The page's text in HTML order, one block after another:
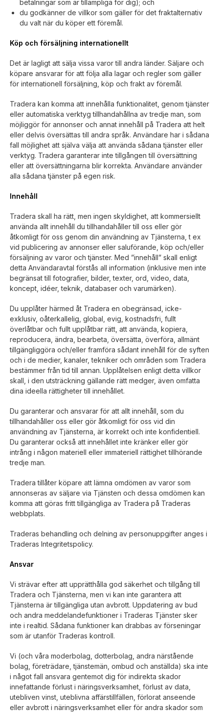
betalningar som är tillämpliga för dig); och
du godkänner de villkor som gäller för det fraktalternativ
du valt när du köper ett föremål.
Köp och försäljning internationellt
Det är lagligt att sälja vissa varor till andra länder. Säljare och
köpare ansvarar för att följa alla lagar och regler som gäller
för internationell försäljning, köp och frakt av föremål.
Tradera kan komma att innehålla funktionalitet, genom tjänster
eller automatiska verktyg tillhandahållna av tredje man, som
möjliggör för annonser och annat innehåll på Tradera att helt
eller delvis översättas till andra språk. Användare har i sådana
fall möjlighet att själva välja att använda sådana tjänster eller
verktyg. Tradera garanterar inte tillgången till översättning
eller att översättningarna blir korrekta. Användare använder
alla sådana tjänster på egen risk.
Innehåll
Tradera skall ha rätt, men ingen skyldighet, att kommersiellt
använda allt innehåll du tillhandahåller till oss eller gör
åtkomligt för oss genom din användning av Tjänsterna, t ex
vid publicering av annonser eller saluförande, köp och/eller
försäljning av varor och tjänster. Med ”innehåll” skall enligt
detta Användaravtal förstås all information (inklusive men inte
begränsat till fotografier, bilder, texter, ord, video, data,
koncept, idéer, teknik, databaser och varumärken).
Du upplåter härmed åt Tradera en obegränsad, icke-
exklusiv, oåterkallelig, global, evig, kostnadsfri, fullt
överlåtbar och fullt upplåtbar rätt, att använda, kopiera,
reproducera, ändra, bearbeta, översätta, överföra, allmänt
tillgängliggöra och/eller framföra sådant innehåll för de syften
och i de medier, kanaler, tekniker och områden som Tradera
bestämmer från tid till annan. Upplåtelsen enligt detta villkor
skall, i den utsträckning gällande rätt medger, även omfatta
dina ideella rättigheter till innehållet.
Du garanterar och ansvarar för att allt innehåll, som du
tillhandahåller oss eller gör åtkomligt för oss vid din
användning av Tjänsterna, är korrekt och inte konfidentiell.
Du garanterar också att innehållet inte kränker eller gör
intrång i någon materiell eller immateriell rättighet tillhörande
tredje man.
Tradera tillåter köpare att lämna omdömen av varor som
annonseras av säljare via Tjänsten och dessa omdömen kan
komma att göras fritt tillgängliga av Tradera på Traderas
webbplats.
Traderas behandling och delning av personuppgifter anges i
Traderas Integritetspolicy.
Ansvar
Vi strävar efter att upprätthålla god säkerhet och tillgång till
Tradera och Tjänsterna, men vi kan inte garantera att
Tjänsterna är tillgängliga utan avbrott. Uppdatering av bud
och andra meddelandefunktioner i Traderas Tjänster sker
inte i realtid. Sådana funktioner kan drabbas av förseningar
som är utanför Traderas kontroll.
Vi (och våra moderbolag, dotterbolag, andra närstående
bolag, företrädare, tjänstemän, ombud och anställda) ska inte
i något fall ansvara gentemot dig för indirekta skador
innefattande förlust i näringsverksamhet, förlust av data,
utebliven vinst, uteblivna affärstillfällen, förlorat anseende
eller avbrott i näringsverksamhet eller för andra skador som